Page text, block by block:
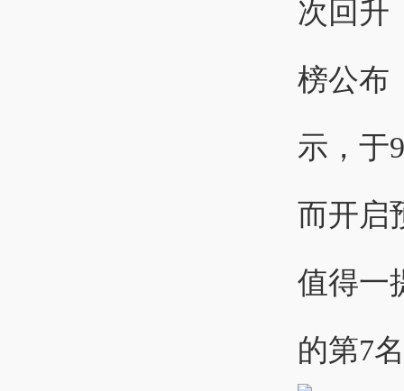
榜公布
示，于
而开启
值得一
的第7